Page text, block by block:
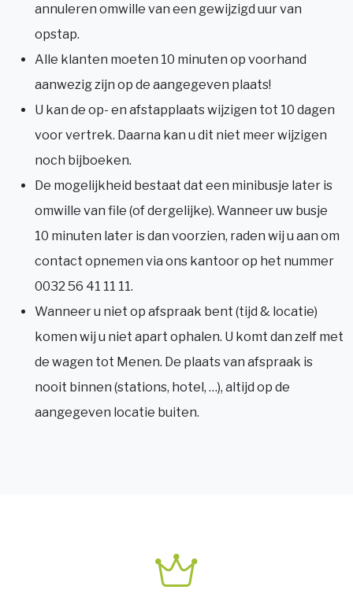
annuleren omwille van een gewijzigd uur van
opstap.
Alle klanten moeten 10 minuten op voorhand
aanwezig zijn op de aangegeven plaats!
U kan de op- en afstapplaats wijzigen tot 10 dagen
voor vertrek. Daarna kan u dit niet meer wijzigen
noch bijboeken.
De mogelijkheid bestaat dat een minibusje later is
omwille van file (of dergelijke). Wanneer uw busje
10 minuten later is dan voorzien, raden wij u aan om
contact opnemen via ons kantoor op het nummer
0032 56 41 11 11.
Wanneer u niet op afspraak bent (tijd & locatie)
komen wij u niet apart ophalen. U komt dan zelf met
de wagen tot Menen. De plaats van afspraak is
nooit binnen (stations, hotel, …), altijd op de
aangegeven locatie buiten.